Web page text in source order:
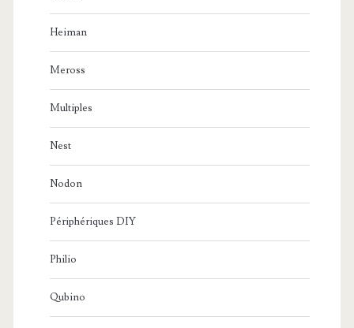
Heiman
Meross
Multiples
Nest
Nodon
Périphériques DIY
Philio
Qubino